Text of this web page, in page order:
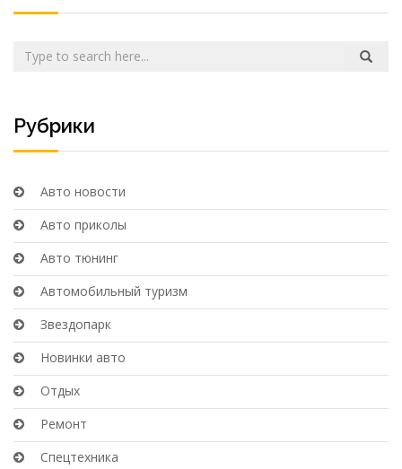
Рубрики
Авто новости
Авто приколы
Авто тюнинг
Автомобильный туризм
Звездопарк
Новинки авто
Отдых
Ремонт
Спецтехника